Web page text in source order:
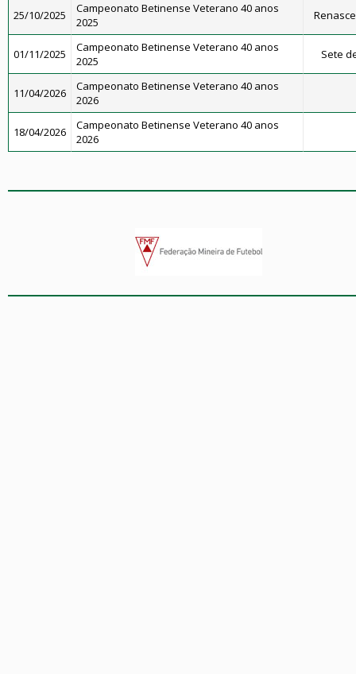
25/10/2025
Campeonato Betinense Veterano 40 anos
2025
01/11/2025
Campeonato Betinense Veterano 40 anos
2025
Sete
11/04/2026
Campeonato Betinense Veterano 40 anos
2026
18/04/2026
Campeonato Betinense Veterano 40 anos
2026